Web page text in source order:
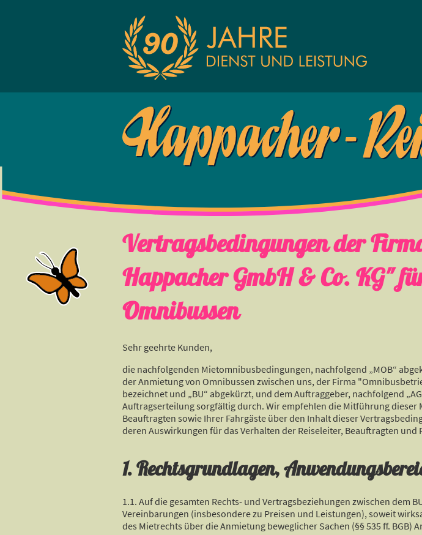
Vertragsbedingungen der
Happacher GmbH & Co. KG"
Omnibussen
Sehr geehrte Kunden,
die nachfolgenden Mietomnibusbedingungen, nachfolgend „MOB“
der Anmietung von Omnibussen zwischen uns, der Firma
bezeichnet und „BU“ abgekürzt, und dem Auftraggeber, nachfolgend
Auftragserteilung sorgfältig durch. Wir empfehlen die Mitführung
Beauftragten sowie Ihrer Fahrgäste über den Inhalt dieser
deren Auswirkungen für das Verhalten der Reiseleiter, Beauftragten
1. Rechtsgrundlagen,
1.1. Auf die gesamten Rechts- und Vertragsbeziehungen zwischen dem
Vereinbarungen (insbesondere zu Preisen und Leistungen), soweit
des Mietrechts über die Anmietung beweglicher Sachen (§§ 535 ff. BGB)